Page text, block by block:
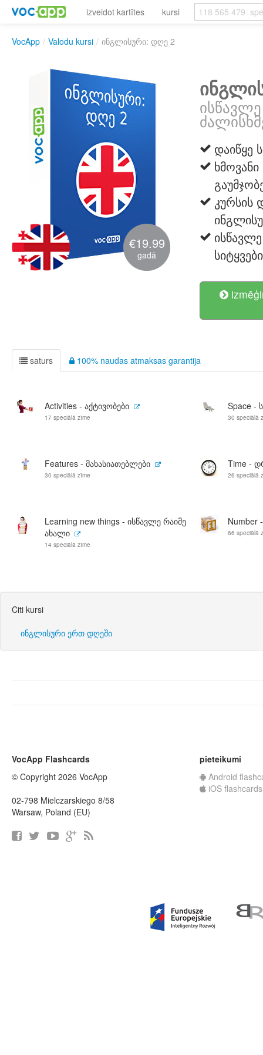
izveidot kartītes kursi
VocApp / Valodu kursi / ინგლისური: დღე 2
€19.99
gadā
დაიწყე
კურსის
saturs 100% naudas atmaksas garantija
Activities - აქტივობები
17 speciālā zīme
Space -
30 speciālā
Features - მახასიათებლები
30 speciālā zīme
Time -
26 speciālā
Learning new things - ისწავლე რაიმე
ახალი
14 speciālā zīme
Number
66 speciālā
Citi kursi
ინგლისური ერთ დღეში
VocApp Flashcards
© Copyright 2026 VocApp
02-798 Mielczarskiego 8/58
Warsaw, Poland (EU)
pieteikumi
Android
iOS flashcards